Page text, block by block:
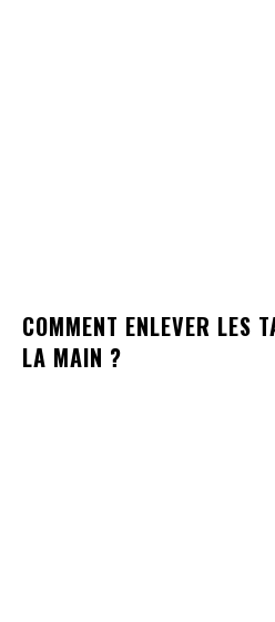
COMMENT ENLEVER LES
LA MAIN ?